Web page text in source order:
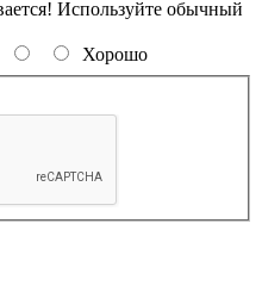
Используйте обычный
Хорошо